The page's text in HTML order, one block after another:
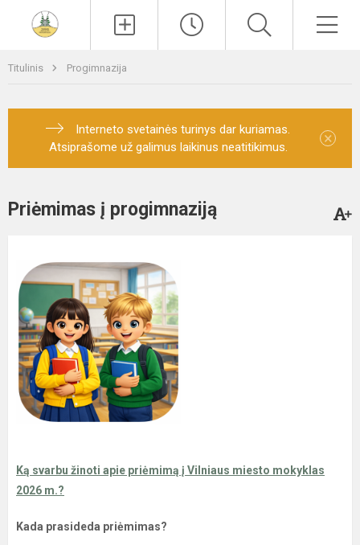
Titulinis Progimnazija
Interneto svetainės turinys dar kuriamas.
Atsiprašome už galimus laikinus neatitikimus.
×
Priėmimas į progimnaziją
Ką svarbu žinoti apie priėmimą į Vilniaus miesto mokyklas
2026 m.?
Kada prasideda priėmimas?